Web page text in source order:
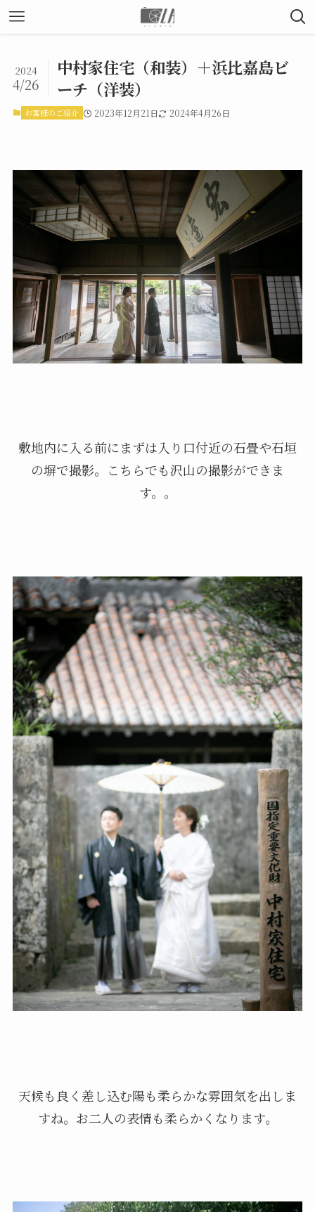
中村家住宅（和装）＋浜比嘉島ビ
ーチ（洋装）
2024
4/26
お客様のご紹介 2023年12月21日 2024年4月26日
敷地内に入る前にまずは入り口付近の石畳や石垣
の塀で撮影。こちらでも沢山の撮影ができま
す。。
天候も良く差し込む陽も柔らかな雰囲気を出しま
すね。お二人の表情も柔らかくなります。